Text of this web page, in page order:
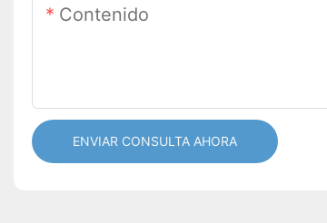
Contenido
ENVIAR CONSULTA AHORA